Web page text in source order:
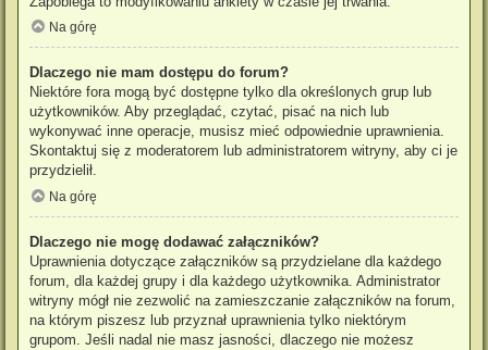
Na górę
Dlaczego nie mam dostępu do forum?
Niektóre fora mogą być dostępne tylko dla określonych grup lub
użytkowników. Aby przeglądać, czytać, pisać na nich lub
wykonywać inne operacje, musisz mieć odpowiednie uprawnienia.
Skontaktuj się z moderatorem lub administratorem witryny, aby ci je
przydzielił.
Na górę
Dlaczego nie mogę dodawać załączników?
Uprawnienia dotyczące załączników są przydzielane dla każdego
forum, dla każdej grupy i dla każdego użytkownika. Administrator
witryny mógł nie zezwolić na zamieszczanie załączników na forum,
na którym piszesz lub przyznał uprawnienia tylko niektórym
grupom. Jeśli nadal nie masz jasności, dlaczego nie możesz